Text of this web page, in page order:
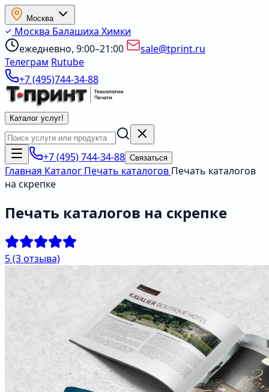
Москва
Москва Балашиха Химки
ежедневно, 9:00–21:00
sale@tprint.ru
Телеграм Rutube
+7 (495)744-34-88
Каталог услуг!
+7 (495) 744-34-88 Связаться
Главная Каталог Печать каталогов Печать каталогов
на скрепке
Печать каталогов на скрепке
5(3 отзыва)